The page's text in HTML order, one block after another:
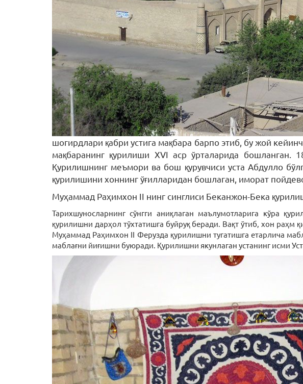
шогирдлари қабри устига мақбара барпо этиб, бу жой
мақбаранинг қурилиши XVI аср ўрталарида бошланган.
Қурилишнинг меъмори ва бош қурувчиси уста Абдулло
қурилишини хоннинг ўғилларидан бошлаган, иморат
Муҳаммад Раҳимхон II нинг синглиси Беканжон-Бека
Тарихшуносларнинг сўнгги аниқлаган маълумотларига кўра
қурилишни дарҳол тўхтатишга буйруқ беради. Вақт ўтиб, хон
Муҳаммад Раҳимхон II Ферузда қурилишни тугатишга етарлича
маблағни йиғишни буюради. Қурилишни якунлаган устанинг исми